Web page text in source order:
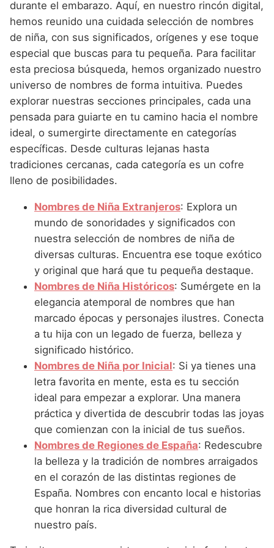
Nombres de Niña que empiezan por E
Nombres de Niña que empiezan por F
Nombres de Niña que empiezan por G
Nombres de Niña que empiezan por H
Nombres de Niña que empiezan por I
Nombres de Niña que empiezan por J
Nombres de Niña que empiezan por K
Nombres de Niña que empiezan por L
Nombres de Niña que empiezan por M
Nombres de Niña que empiezan por N
Nombres de Niña que empiezan por O
Nombres de Niña que empiezan por P
Nombres de Niña que empiezan por Q
Nombres de Niña que empiezan por R
Nombres de Niña que empiezan por S
Nombres de Niña que empiezan por T
Nombres de Niña que empiezan por U
Nombres de Niña que empiezan por V
Nombres de Niña que empiezan por W
Nombres de Niña que empiezan por X
Nombres de Niña que empiezan por Y
Nombres de Niña Griegos
Nombres de Niña Mitológicos
Nombres de Niña Romanos
Nombres de Niña Vikingos
Nombres de Niña Chinos
Nombres de Niña Franceses
Nombres de Niña Hispanoamericanos
Nombres de Niña Ingleses
Nombres de Niña Italianos
Nombres de Niña Japoneses
Nombres de Niña Judios
Nombres de Niña Marroquies
Nombres de Niña Portugueses
Nombres de Niña Rumanos
Nombres de Niña Rusos
Nombres de Niña Suecos
Nombres de Niña Aragoneses
Nombres de Niña Asturianos
Nombres de Niña Baleares
Nombres de Niña Canarios
Nombres de Niña Cantabros
Nombres de Niña Castellanos
Nombres de Niña Catalanes
Nombres de Niña Gallegos
Nombres de Niña Madrileños
Nombres de Niña Navarros
Nombres de Niña Riojanos
Nombres de Niña Valencianos
durante el embarazo. Aquí, en nuestro rincón digital,
hemos reunido una cuidada selección de nombres
de niña, con sus significados, orígenes y ese toque
especial que buscas para tu pequeña. Para facilitar
esta preciosa búsqueda, hemos organizado nuestro
universo de nombres de forma intuitiva. Puedes
explorar nuestras secciones principales, cada una
pensada para guiarte en tu camino hacia el nombre
ideal, o sumergirte directamente en categorías
específicas. Desde culturas lejanas hasta
tradiciones cercanas, cada categoría es un cofre
lleno de posibilidades.
Nombres de Niña Extranjeros: Explora un
mundo de sonoridades y significados con
nuestra selección de nombres de niña de
diversas culturas. Encuentra ese toque exótico
y original que hará que tu pequeña destaque.
Nombres de Niña Históricos: Sumérgete en la
elegancia atemporal de nombres que han
marcado épocas y personajes ilustres. Conecta
a tu hija con un legado de fuerza, belleza y
significado histórico.
Nombres de Niña por Inicial: Si ya tienes una
letra favorita en mente, esta es tu sección
ideal para empezar a explorar. Una manera
práctica y divertida de descubrir todas las joyas
que comienzan con la inicial de tus sueños.
Nombres de Regiones de España: Redescubre
la belleza y la tradición de nombres arraigados
en el corazón de las distintas regiones de
España. Nombres con encanto local e historias
que honran la rica diversidad cultural de
nuestro país.